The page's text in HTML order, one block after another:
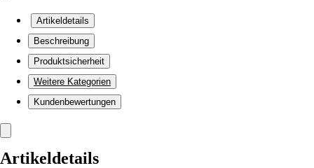
Artikeldetails
Beschreibung
Produktsicherheit
Weitere Kategorien
Kundenbewertungen
Artikeldetails